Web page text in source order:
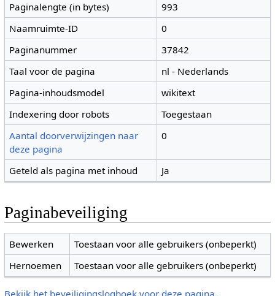
Paginalengte (in bytes)
993
Naamruimte-ID
0
Paginanummer
37842
Taal voor de pagina
nl - Nederlands
Pagina-inhoudsmodel
wikitext
Indexering door robots
Toegestaan
Aantal doorverwijzingen naar
deze pagina
0
Geteld als pagina met inhoud Ja
Paginabeveiliging
Bewerken
Toestaan voor alle gebruikers (onbeperkt)
Hernoemen
Toestaan voor alle gebruikers (onbeperkt)
Bekijk het beveiligingslogboek voor deze pagina.